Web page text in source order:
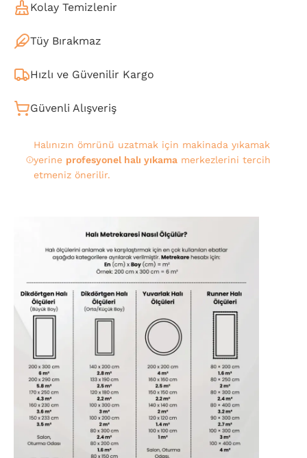
Kolay Temizlenir
Tüy Bırakmaz
Hızlı ve Güvenilir Kargo
Güvenli Alışveriş
Halınızın ömrünü uzatmak için makinada yıkamak
yerine profesyonel halı yıkamamerkezlerini tercih
etmeniz önerilir.